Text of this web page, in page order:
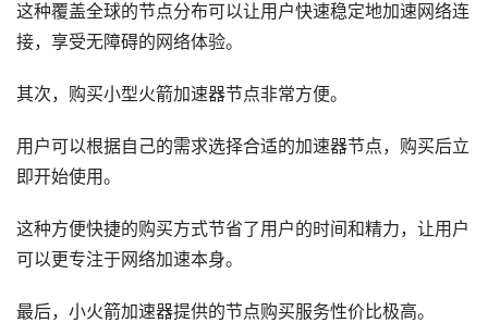
这种覆盖全球的节点分布可以让用户快速稳定地加速网络连
接，享受无障碍的网络体验。
其次，购买小型火箭加速器节点非常方便。
用户可以根据自己的需求选择合适的加速器节点，购买后立
即开始使用。
这种方便快捷的购买方式节省了用户的时间和精力，让用户
可以更专注于网络加速本身。
最后，小火箭加速器提供的节点购买服务性价比极高。